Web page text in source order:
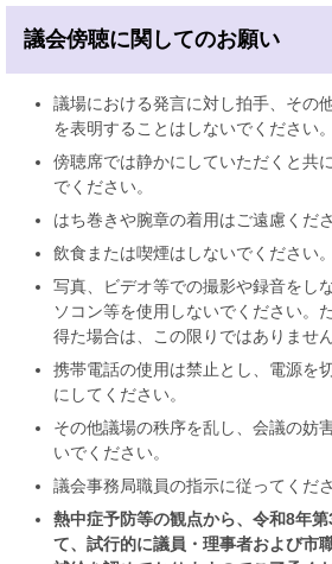
議会傍聴に関してのお願い
議場における発言に対し拍手、その
を表明することはしないでください。
傍聴席では静かにしていただくと共
でください。
はち巻きや腕章の着用はご遠慮くださ
飲食または喫煙はしないでください。
写真、ビデオ等での撮影や録音をし
ソコン等を使用しないでください。
得た場合は、この限りではありません
携帯電話の使用は禁止とし、電源を
にしてください。
その他議場の秩序を乱し、会議の妨
いでください。
議会事務局職員の指示に従ってくださ
熱中症予防等の観点から、令和8年
て、試行的に議員・理事者および市